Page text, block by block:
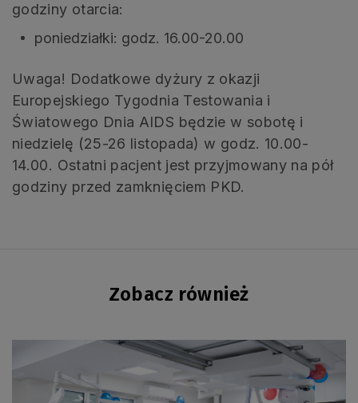
godziny otarcia:
poniedziałki: godz. 16.00-20.00
Uwaga! Dodatkowe dyżury z okazji
Europejskiego Tygodnia Testowania i
Światowego Dnia AIDS będzie w sobotę i
niedzielę (25-26 listopada) w godz. 10.00-
14.00. Ostatni pacjent jest przyjmowany na pół
godziny przed zamknięciem PKD.
Zobacz również